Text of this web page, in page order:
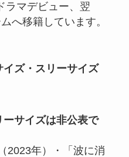
ラマデビュー、翌
へ移籍しています。
イズ・スリーサイズ
サイズは非公表で
2023年）・「波に消